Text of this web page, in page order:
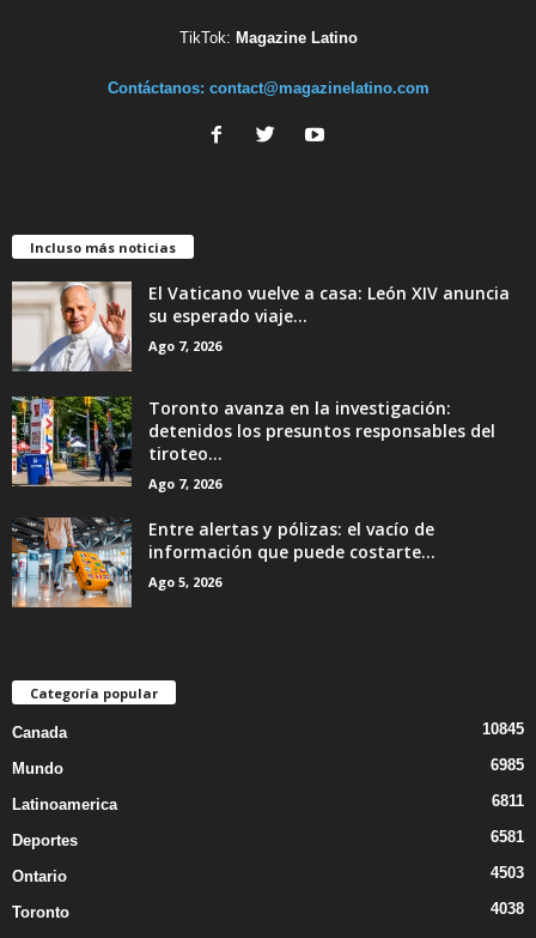
TikTok: Magazine Latino
Contáctanos: contact@magazinelatino.com
Incluso más noticias
El Vaticano vuelve a casa: León XIV anuncia
su esperado viaje...
Ago 7, 2026
Toronto avanza en la investigación:
detenidos los presuntos responsables del
tiroteo...
Ago 7, 2026
Entre alertas y pólizas: el vacío de
información que puede costarte...
Ago 5, 2026
Categoría popular
Canada 10845
Mundo 6985
Latinoamerica 6811
Deportes 6581
Ontario 4503
Toronto 4038